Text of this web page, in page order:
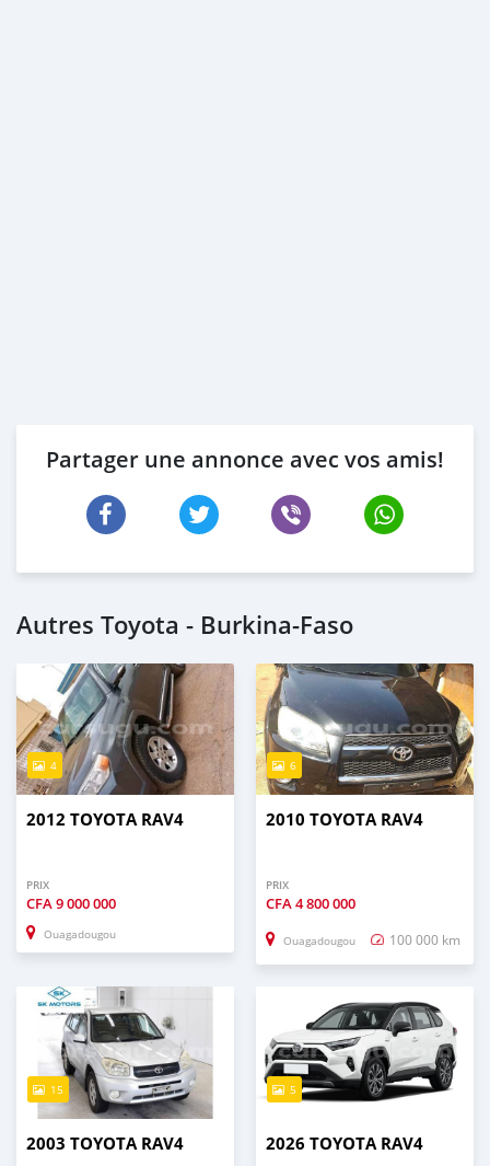
Partager une annonce avec vos amis!
Autres Toyota - Burkina-Faso
4
2012 TOYOTA RAV4
PRIX
CFA9 000 000
Ouagadougou
6
2010 TOYOTA RAV4
PRIX
CFA4 800 000
Ouagadougou 100 000 km
15
2003 TOYOTA RAV4
5
2026 TOYOTA RAV4